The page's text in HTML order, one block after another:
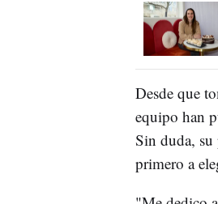
Desde que
equipo han
Sin duda, su
primero a